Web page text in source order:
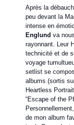
Après la
peu devant la
intense en
Englund va
rayonnant. Leur
technicité et de
voyage
setlist se
albums (sortis
Heartless
“Escape of the
de mon album